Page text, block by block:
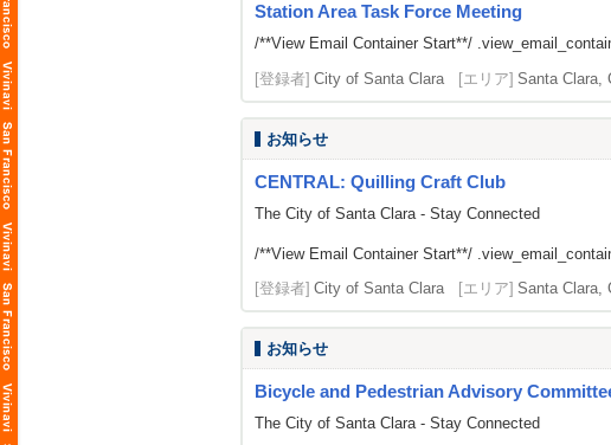
Station Area Task Force Meeting
/**View Email Container Start**/
[登録者] City of Santa Clara [エリア] Santa Clara,
お知らせ
CENTRAL: Quilling Craft Club
The City of Santa Clara - Stay Connected
/**View Email Container Start**/
[登録者] City of Santa Clara [エリア] Santa Clara,
お知らせ
Bicycle and Pedestrian Advisory
The City of Santa Clara - Stay Connected